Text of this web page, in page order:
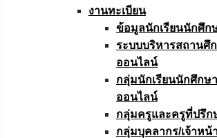
งานทะเบียน
ข้อมูลนักเรียนนักศึก
ระบบบริหารสถานศึ
ออนไลน์
กลุ่มนักเรียนนักศึกษ
ออนไลน์
กลุ่มครูและครูที่ปรึก
กลุ่มบุคลากร/เจ้าหน้